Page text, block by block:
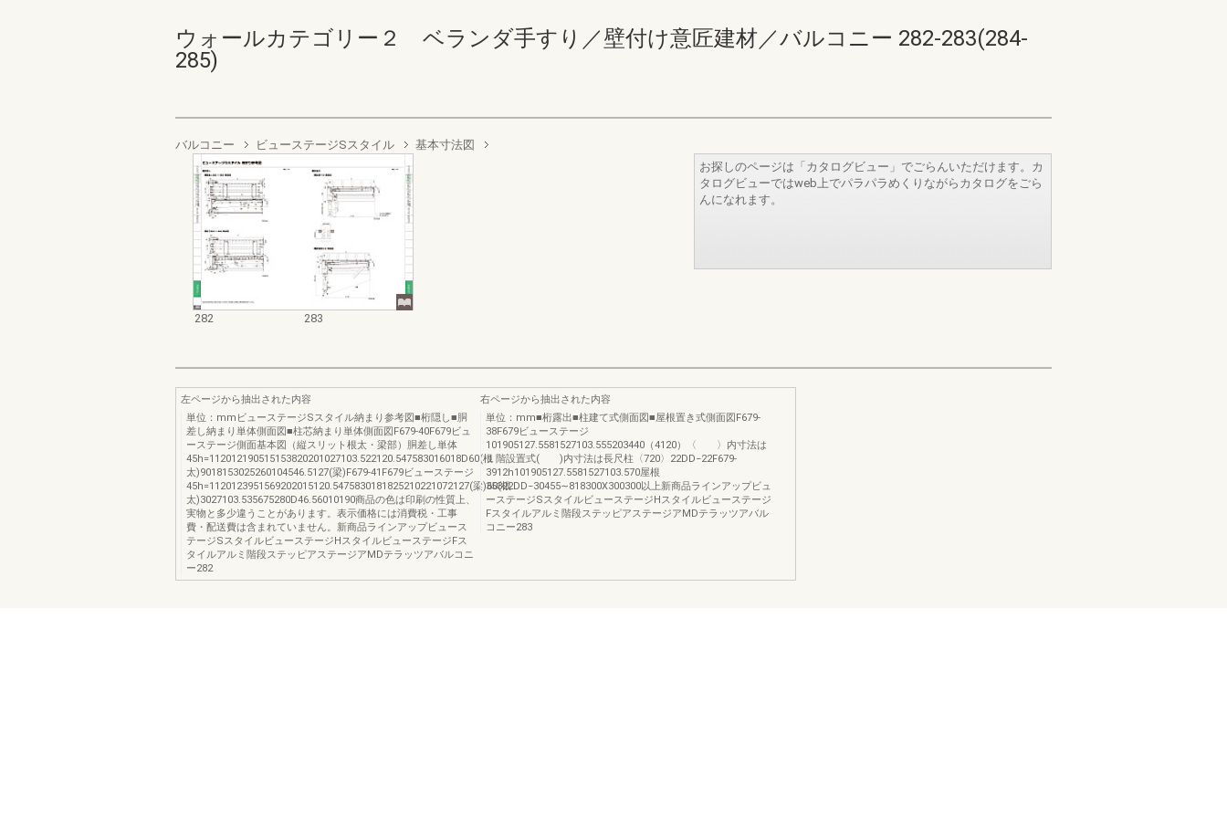
ウォールカテゴリー２ ベランダ手すり／壁付け意匠建材／バルコニー 282-283(284-
285)
バルコニー ビューステージSスタイル 基本寸法図
282 283
お探しのページは「カタログビュー」でごらんいただけます。カ
タログビューではweb上でパラパラめくりながらカタログをごら
んになれます。
左ページから抽出された内容
単位：mmビューステージSスタイル納まり参考図■桁隠し■胴
差し納まり単体側面図■柱芯納まり単体側面図F679-40F679ビュ
ーステージ側面基本図（縦スリット根太・梁部）胴差し単体
45h=112012190515153820201027103.522120.547583016018D60(根
太)9018153025260104546.5127(梁)F679-41F679ビューステージ
45h=1120123951569202015120.5475830181825210221072127(梁)60(根
太)3027103.535675280D46.56010190商品の色は印刷の性質上、
実物と多少違うことがあります。表示価格には消費税・工事
費・配送費は含まれていません。新商品ラインアップビュース
テージSスタイルビューステージHスタイルビューステージFス
タイルアルミ階段ステッピアステージアMDテラッツアバルコニ
ー282
右ページから抽出された内容
単位：mm■桁露出■柱建て式側面図■屋根置き式側面図F679-
38F679ビューステージ
101905127.5581527103.555203440（4120）〈 〉内寸法は
１階設置式( )内寸法は長尺柱〈720〉22DD−22F679-
3912h101905127.5581527103.570屋根
35322DD−30455∼818300X300300以上新商品ラインアップビュ
ーステージSスタイルビューステージHスタイルビューステージ
Fスタイルアルミ階段ステッピアステージアMDテラッツアバル
コニー283